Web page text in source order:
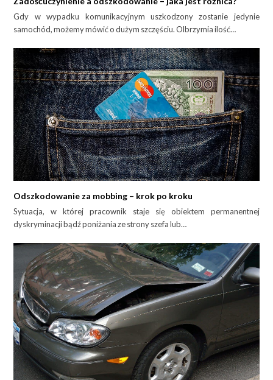
Gdy w wypadku komunikacyjnym uszkodzony zostanie jedynie
samochód, możemy mówić o dużym szczęściu. Olbrzymia ilość…
Odszkodowanie za mobbing – krok po kroku
Sytuacja, w której pracownik staje się obiektem permanentnej
dyskryminacji bądź poniżania ze strony szefa lub…